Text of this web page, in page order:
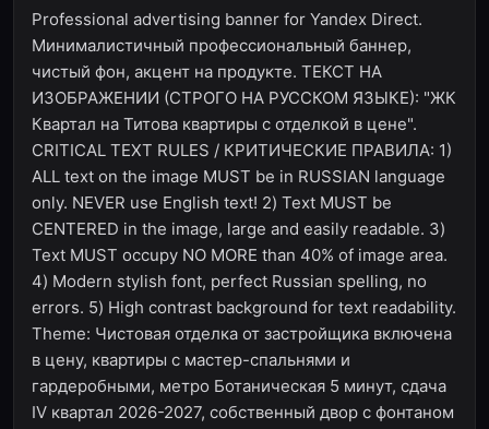
Professional advertising banner for Yandex Direct.
Минималистичный профессиональный баннер,
чистый фон, акцент на продукте. ТЕКСТ НА
ИЗОБРАЖЕНИИ (СТРОГО НА РУССКОМ ЯЗЫКЕ): "ЖК
Квартал на Титова квартиры с отделкой в цене".
CRITICAL TEXT RULES / КРИТИЧЕСКИЕ ПРАВИЛА: 1)
ALL text on the image MUST be in RUSSIAN language
only. NEVER use English text! 2) Text MUST be
CENTERED in the image, large and easily readable. 3)
Text MUST occupy NO MORE than 40% of image area.
4) Modern stylish font, perfect Russian spelling, no
errors. 5) High contrast background for text readability.
Theme: Чистовая отделка от застройщика включена
в цену, квартиры с мастер-спальнями и
гардеробными, метро Ботаническая 5 минут, сдача
IV квартал 2026-2027, собственный двор с фонтаном